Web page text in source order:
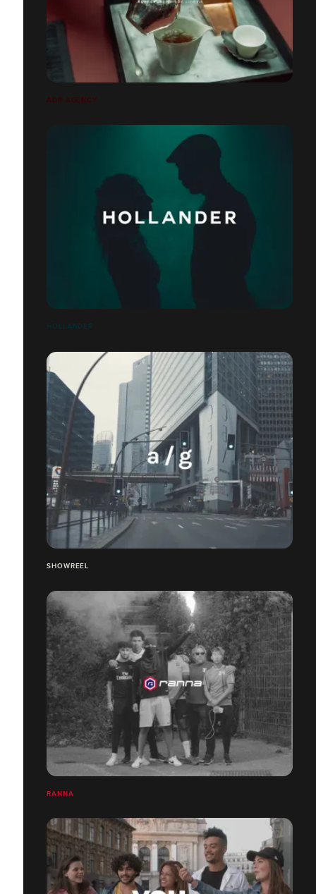
ADR AGENCY
HOLLANDER
SHOWREEL
RANNA